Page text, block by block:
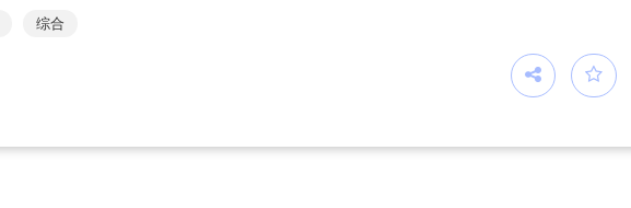
综合